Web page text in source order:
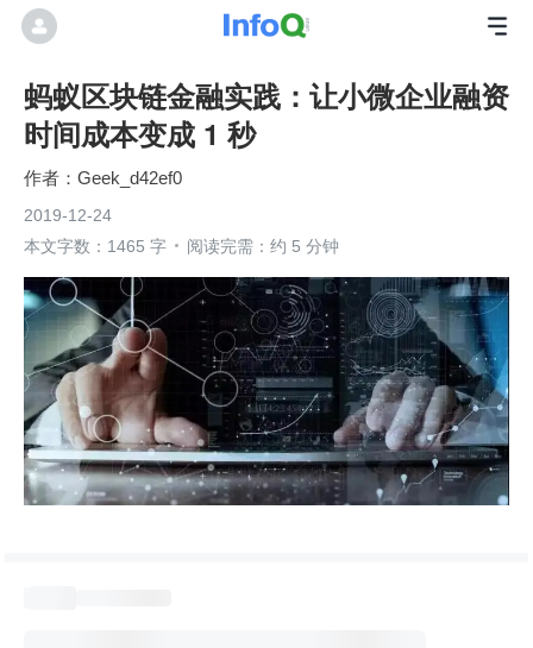
蚂蚁区块链金融实践：让小微企业融资
时间成本变成 1 秒
Geek_d42ef0
2019-12-24
本文字数：1465 字
阅读完需：约 5 分钟